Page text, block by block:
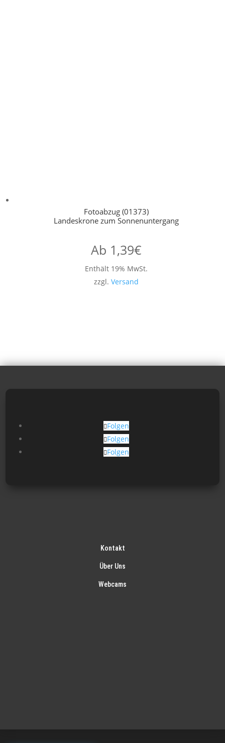
Fotoabzug (01373)
Landeskrone zum Sonnenuntergang
Ab 1,39€
Enthält 19% MwSt.
zzgl. Versand
Folgen
Folgen
Folgen
Kontakt
Über Uns
Webcams